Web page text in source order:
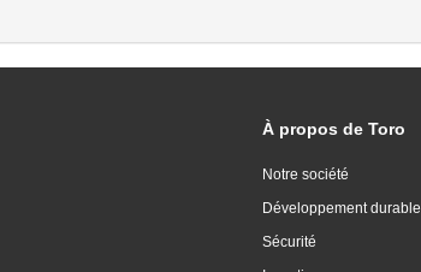
À propos de Toro
Notre société
Développement durable
Sécurité